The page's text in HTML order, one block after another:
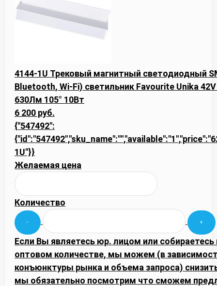
4144-1U Трековый магнитный светодиодный
Bluetooth, Wi-Fi) светильник Favourite Unika
630Лм 105° 10Вт
6 200 руб.
{"547492":
1U"}}
Желаемая цена
Количество
Если Вы являетесь юр. лицом или собираетесь
оптовом количестве, мы можем (в
конъюнктуры рынка и объема запроса)
мы обязательно посмотрим что сможем